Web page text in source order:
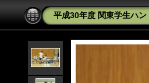
平成30年度 関東学生ハ